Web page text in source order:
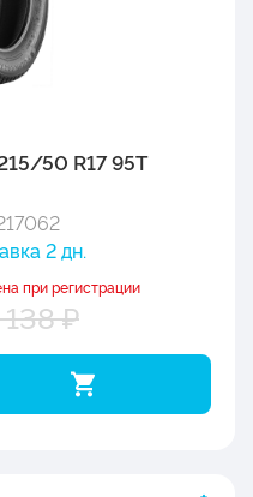
50 R17 95T
2 дн.
при регистрации
₽